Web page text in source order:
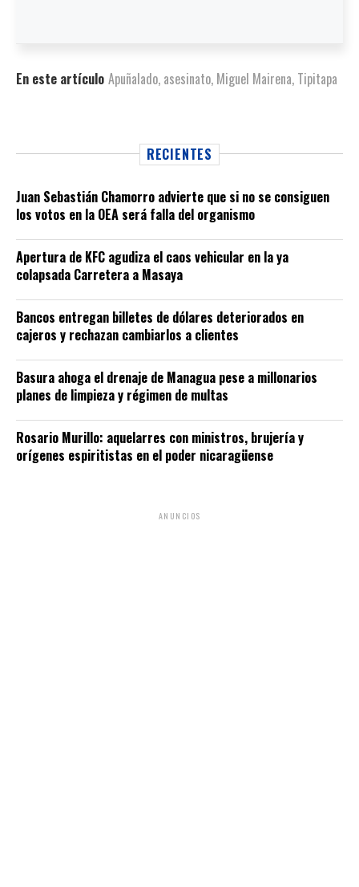
En este artículo Apuñalado, asesinato, Miguel Mairena, Tipitapa
RECIENTES
Juan Sebastián Chamorro advierte que si no se consiguen
los votos en la OEA será falla del organismo
Apertura de KFC agudiza el caos vehicular en la ya
colapsada Carretera a Masaya
Bancos entregan billetes de dólares deteriorados en
cajeros y rechazan cambiarlos a clientes
Basura ahoga el drenaje de Managua pese a millonarios
planes de limpieza y régimen de multas
Rosario Murillo: aquelarres con ministros, brujería y
orígenes espiritistas en el poder nicaragüense
ANUNCIOS